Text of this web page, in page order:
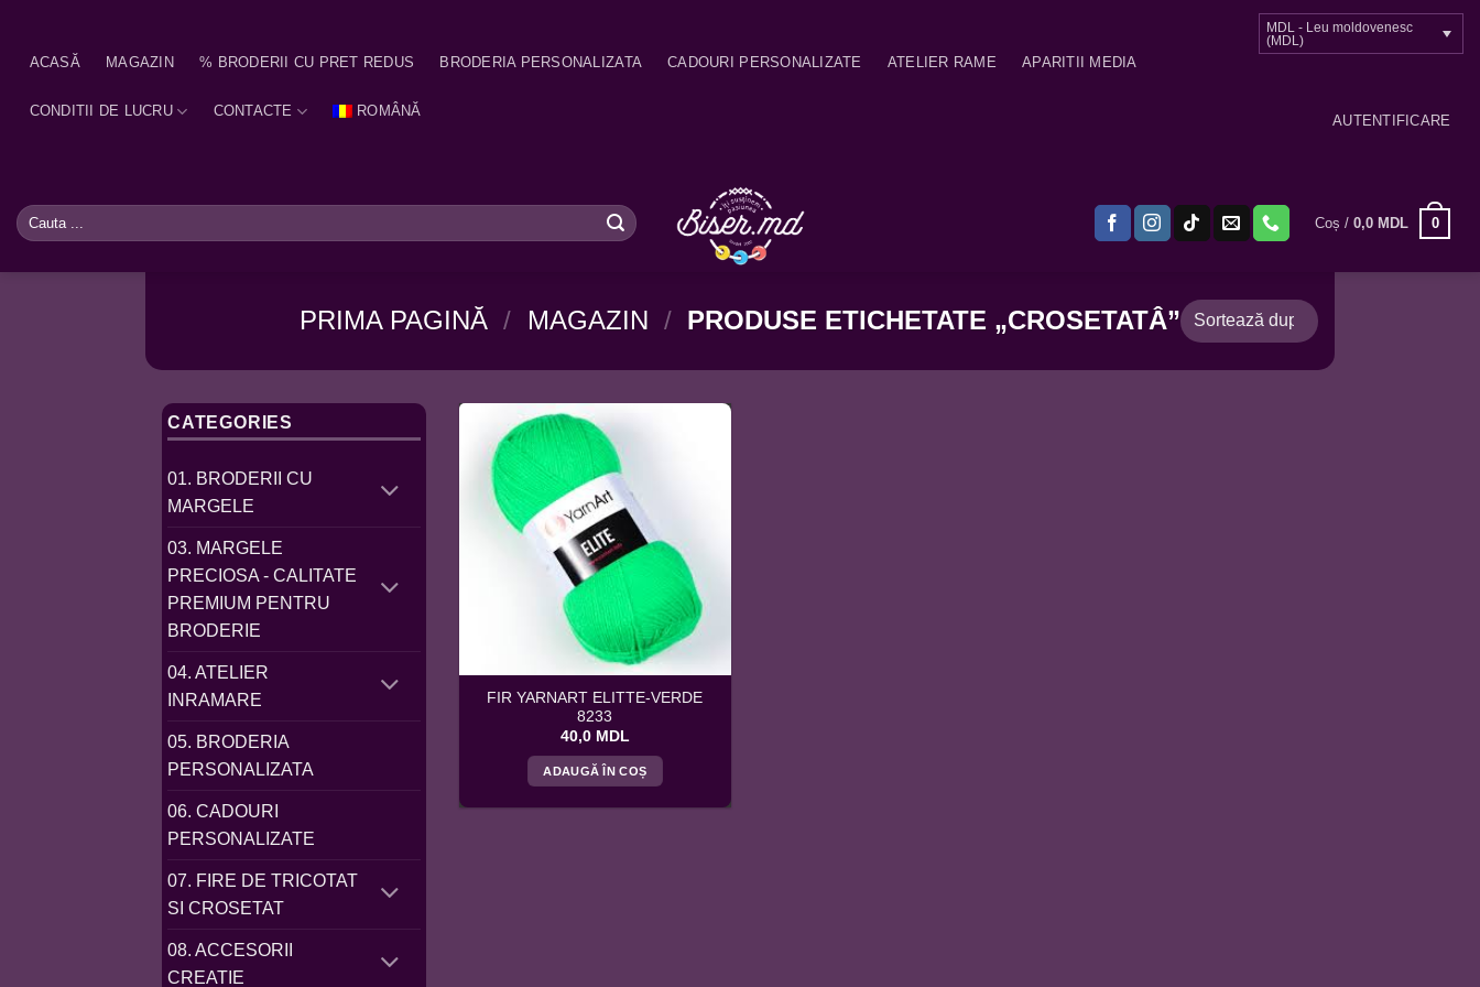
contentACASĂ MAGAZIN % BRODERII CU PRET REDUS BRODERIA PERSONALIZATA CADOURI PERSONALIZATE ATELIER RAME APARITII MEDIA
CONDITII DE LUCRU CONTACTE ROMÂNĂ
MDL - Leu moldovenesc
(MDL)
AUTENTIFICARE
Caută
după:
Coș /0,0 MDL 0
PRIMA PAGINĂ / MAGAZIN / PRODUSE ETICHETATE „CROSETATÂ”
CATEGORIES
01. BRODERII CU
MARGELE
03. MARGELE
PRECIOSA - CALITATE
PREMIUM PENTRU
BRODERIE
04. ATELIER
INRAMARE
05. BRODERIA
PERSONALIZATA
06. CADOURI
PERSONALIZATE
07. FIRE DE TRICOTAT
SI CROSETAT
08. ACCESORII
CREATIE
FIR YARNART ELITTE-VERDE
8233
40,0 MDL
ADAUGĂ ÎN COȘ